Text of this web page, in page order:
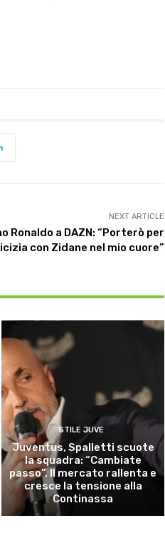
NEXT ARTICLE
Ronaldo a DAZN: “Porterò per
con Zidane nel mio cuore”
STILE JUVE
Juventus, Spalletti scuote
la squadra: “Cambiate
passo”. Il mercato rallenta e
cresce la tensione alla
Continassa